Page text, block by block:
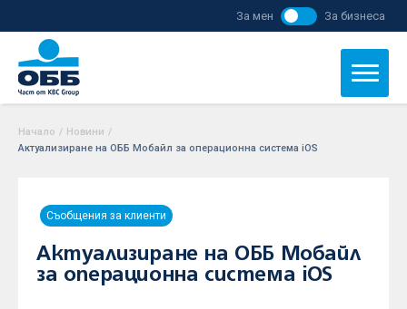
За мен За бизнеса
Начало / Новини /
Актуализиране на ОББ Мобайл за операционна система iOS
Съобщения за клиенти
Актуализиране на ОББ Мобайл
за операционна система iOS